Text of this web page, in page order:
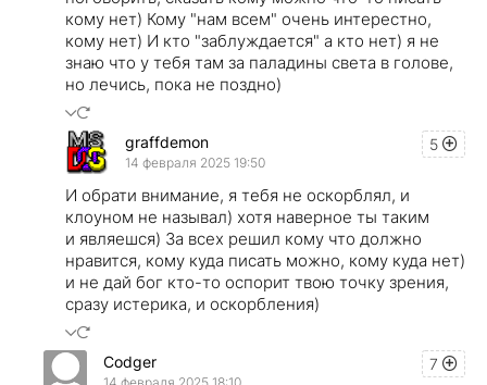
кому нет) Кому "нам всем" очень интерестно,
кому нет) И кто "заблуждается" а кто нет) я не
знаю что у тебя там за паладины света в голове,
но лечись, пока не поздно)
5
graffdemon
14 февраля 2025 19:50
И обрати внимание, я тебя не оскорблял, и
клоуном не называл) хотя наверное ты таким
и являешся) За всех решил кому что должно
нравится, кому куда писать можно, кому куда нет)
и не дай бог кто-то оспорит твою точку зрения,
сразу истерика, и оскорбления)
7
Codger